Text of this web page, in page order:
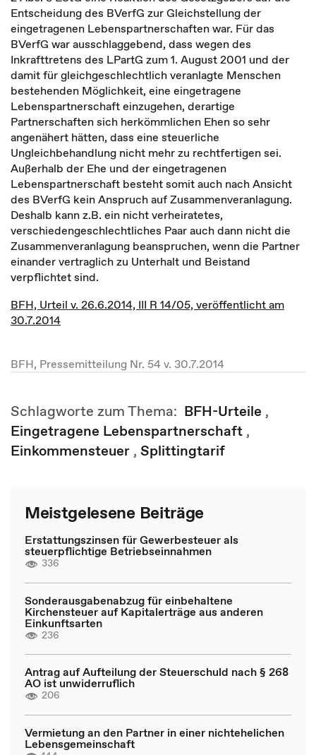
Entscheidung des BVerfG zur Gleichstellung der
eingetragenen Lebenspartnerschaften war. Für das
BVerfG war ausschlaggebend, dass wegen des
Inkrafttretens des LPartG zum 1. August 2001 und der
damit für gleichgeschlechtlich veranlagte Menschen
bestehenden Möglichkeit, eine eingetragene
Lebenspartnerschaft einzugehen, derartige
Partnerschaften sich herkömmlichen Ehen so sehr
angenähert hätten, dass eine steuerliche
Ungleichbehandlung nicht mehr zu rechtfertigen sei.
Außerhalb der Ehe und der eingetragenen
Lebenspartnerschaft besteht somit auch nach Ansicht
des BVerfG kein Anspruch auf Zusammenveranlagung.
Deshalb kann z.B. ein nicht verheiratetes,
verschiedengeschlechtliches Paar auch dann nicht die
Zusammenveranlagung beanspruchen, wenn die Partner
einander vertraglich zu Unterhalt und Beistand
verpflichtet sind.
BFH, Urteil v. 26.6.2014, III R 14/05, veröffentlicht am
30.7.2014
BFH, Pressemitteilung Nr. 54 v. 30.7.2014
Schlagworte zum Thema: BFH-Urteile ,
Eingetragene Lebenspartnerschaft ,
Einkommensteuer , Splittingtarif
Meistgelesene Beiträge
Erstattungszinsen für Gewerbesteuer als
steuerpflichtige Betriebseinnahmen
336
Sonderausgabenabzug für einbehaltene
Kirchensteuer auf Kapitalerträge aus anderen
Einkunftsarten
236
Antrag auf Aufteilung der Steuerschuld nach § 268
AO ist unwiderruflich
206
Vermietung an den Partner in einer nichtehelichen
Lebensgemeinschaft